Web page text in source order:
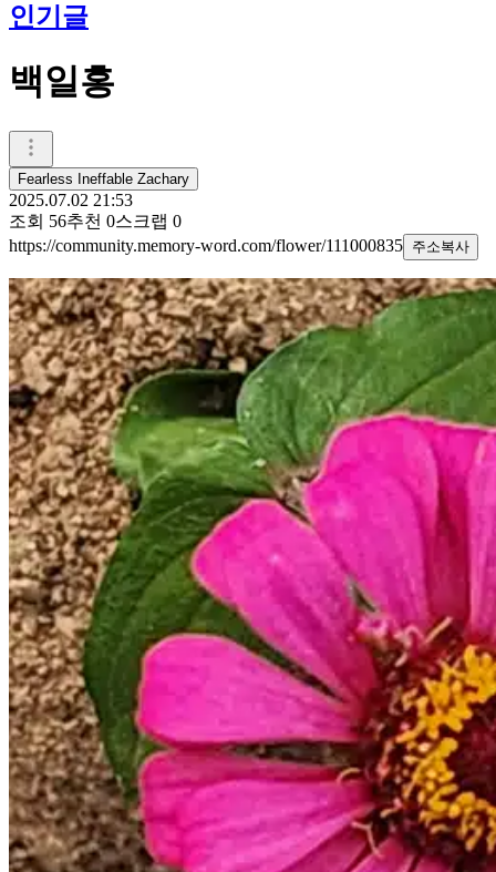
인기글
백일홍
Fearless Ineffable Zachary
2025.07.02 21:53
조회 56추천 0스크랩 0
https://community.memory-word.com/flower/111000835 주소복사